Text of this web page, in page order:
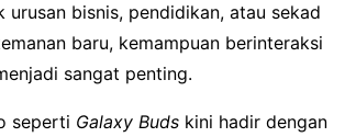
urusan bisnis, pendidikan, atau sekad
baru, kemampuan berinteraksi
sangat penting.
seperti Galaxy Buds kini hadir dengan